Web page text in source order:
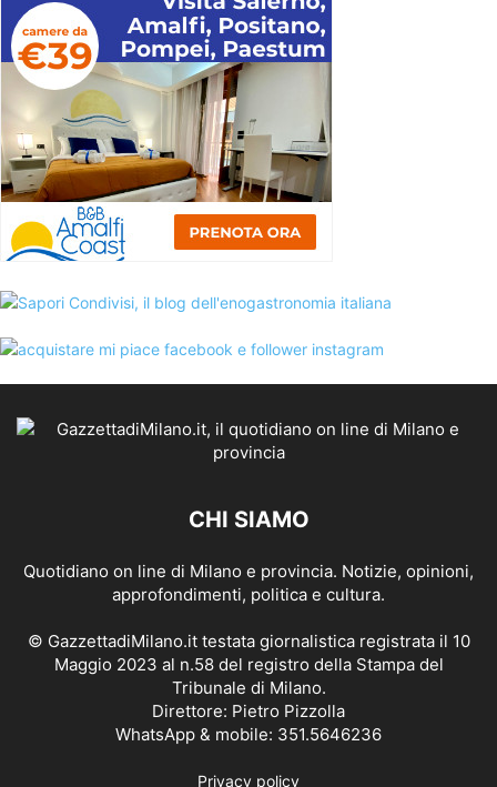
CHI SIAMO
Quotidiano on line di Milano e provincia. Notizie, opinioni,
approfondimenti, politica e cultura.
© GazzettadiMilano.it testata giornalistica registrata il 10
Maggio 2023 al n.58 del registro della Stampa del
Tribunale di Milano.
Direttore: Pietro Pizzolla
WhatsApp & mobile: 351.5646236
Privacy policy